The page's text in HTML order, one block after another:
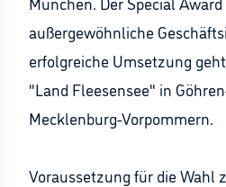
außergewöhnliche
erfolgreiche Umsetzung
"Land Fleesensee" in
Mecklenburg-Vorpommern.
Voraussetzung für die Wahl